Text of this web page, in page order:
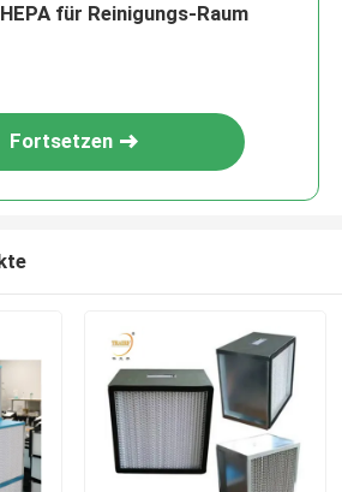
HEPA für Reinigungs-Raum
Fortsetzen